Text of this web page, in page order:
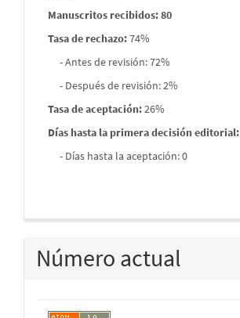
Manuscritos recibidos: 80
Tasa de rechazo:74%
- Antes de revisión: 72%
- Después de revisión: 2%
Tasa de aceptación:26%
Días hasta la primera decisión editorial:
- Días hasta la aceptación: 0
Número actual